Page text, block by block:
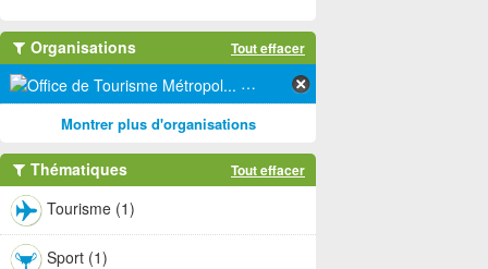
Organisations Tout effacer
Office de Tourisme Métropol... (1)
Montrer plus d'organisations
Thématiques Tout effacer
Tourisme (1)
Sport (1)